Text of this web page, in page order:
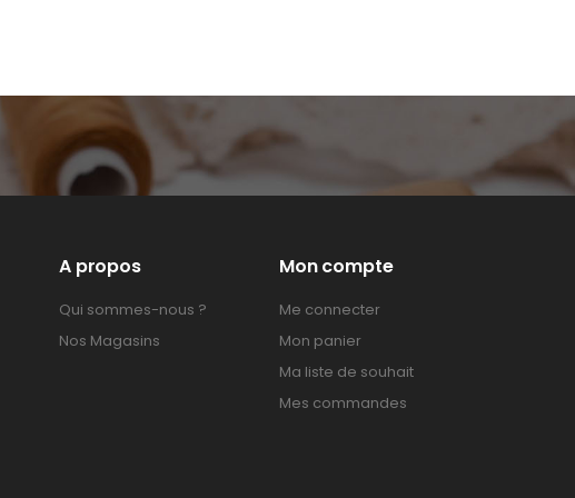
A propos
Qui sommes-nous ?
Nos Magasins
Mon compte
Me connecter
Mon panier
Ma liste de souhait
Mes commandes